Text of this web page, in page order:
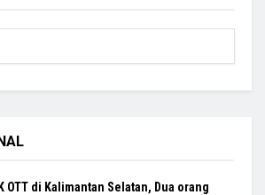
OTT di Kalimantan Selatan, Dua orang